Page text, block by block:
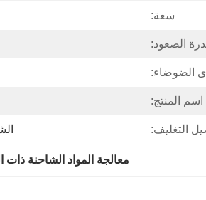
سعة:
الصعود:
الضوضاء:
اسم المنتج:
التغليف:
معالجة المواد الشاحنة